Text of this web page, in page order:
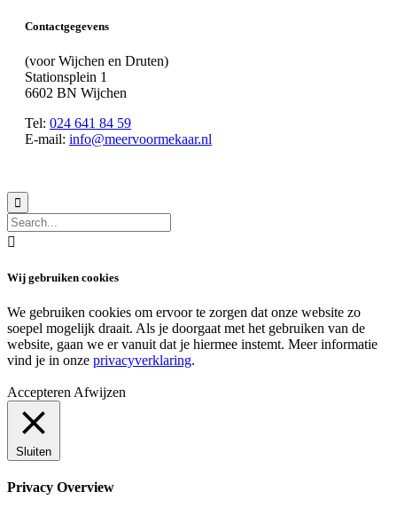
Contactgegevens
(voor Wijchen en Druten)
Stationsplein 1
6602 BN Wijchen
Tel: 024 641 84 59
E-mail: info@meervoormekaar.nl


Wij gebruiken cookies
We gebruiken cookies om ervoor te zorgen dat onze website zo
soepel mogelijk draait. Als je doorgaat met het gebruiken van de
website, gaan we er vanuit dat je hiermee instemt. Meer informatie
vind je in onze privacyverklaring.
Accepteren Afwijzen
Sluiten
Privacy Overview